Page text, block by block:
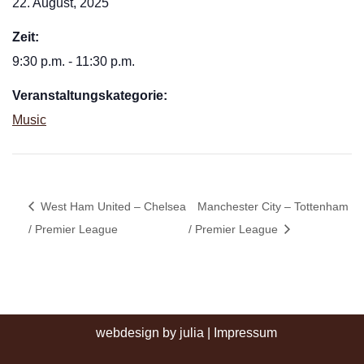
22. August, 2025
Zeit:
9:30 p.m. - 11:30 p.m.
Veranstaltungskategorie:
Music
West Ham United – Chelsea
/ Premier League
Manchester City – Tottenham
/ Premier League
webdesign by julia Impressum